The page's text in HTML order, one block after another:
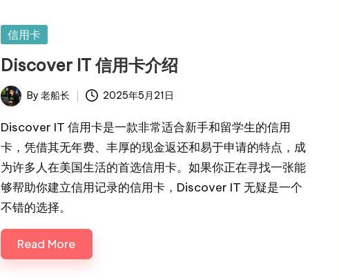
Posted
信用卡
Discover IT 信用卡介绍
Posted
by
By 老船长 2025年5月21日
Discover IT 信用卡是一款非常适合新手和留学生的信用
卡，凭借其无年费、丰厚的现金返还和易于申请的特点，成
为许多人在美国生活的首选信用卡。如果你正在寻找一张能
够帮助你建立信用记录的信用卡，Discover IT 无疑是一个
不错的选择。
Read More